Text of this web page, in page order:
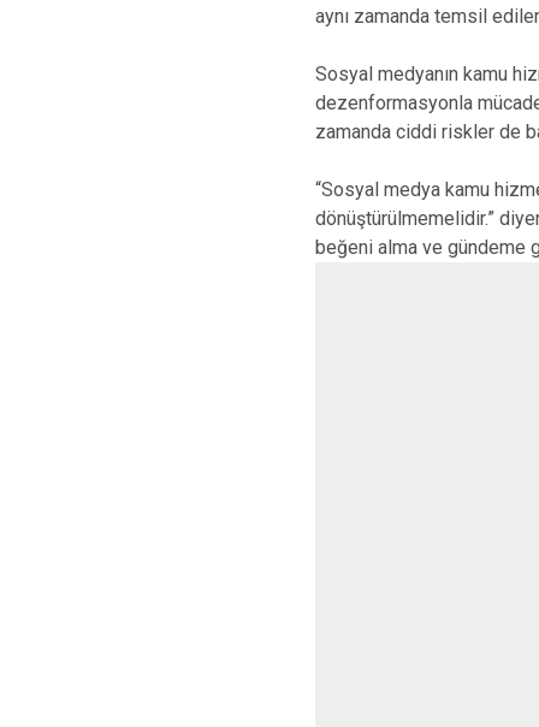
aynı zamanda temsil
Sosyal medyanın kamu
dezenformasyonla
zamanda ciddi riskler de
“Sosyal medya kamu
dönüştürülmemelidir.”
beğeni alma ve gündeme